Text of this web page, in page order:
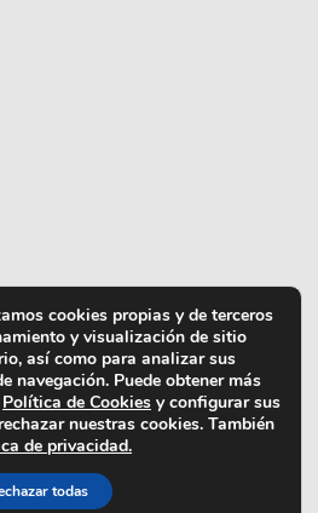
cookies propias y de terceros
y visualización de sitio
así como para analizar sus
navegación. Puede obtener más
Política de Cookies y configurar sus
nuestras cookies. También
de privacidad.
todas